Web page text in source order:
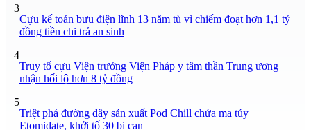
3
Cựu kế toán bưu điện lĩnh 13 năm tù vì chiếm đoạt hơn 1,1 tỷ
đồng tiền chi trả an sinh
4
Truy tố cựu Viện trưởng Viện Pháp y tâm thần Trung ương
nhận hối lộ hơn 8 tỷ đồng
5
Triệt phá đường dây sản xuất Pod Chill chứa ma túy
Etomidate, khởi tố 30 bị can